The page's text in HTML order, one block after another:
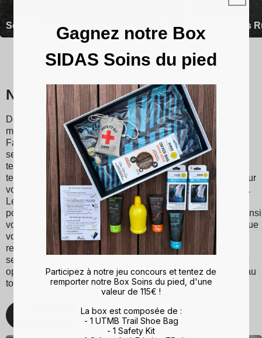
Semelles Chaussettes
Nos semelles Sidas
Découvrez les semelles Sidas, conçues pour offrir un
maintien optimal et un confort inégalé à chaque pas.
Fabriquées à partir de matériaux de haute qualité, nos
semelles conviennent à divers sports et activités, allant du
tennis au ski en passant par la course à pied. Grâce à leur
technologie d'absorption des chocs, ils réduisent l'impact sur
vos articulations, minimisant ainsi les risques de blessures.
Les semelles Sidas favorisent également une meilleure
posture et une répartition équilibrée du poids, améliorant ainsi
vos performances sportives et votre confort au quotidien. Que
vous soyez un sportif passionné ou simplement à la
recherche d'un meilleur maintien du pied, choisissez les
semelles Sidas pour une expérience de marche et de sport
optimisée. Avec Sidas, prenez soin de vos pieds et restez au
top de votre forme, quelle que soit l'activité !
Gagnez notre Box
SIDAS Soins du pied
Participez à notre jeu concours et tentez de
remporter notre Box Soins du pied, d'une
valeur de 115€ !
La box est composée de :
- 1 UTMB Trail Shoe Bag
- 1 Safety Kit